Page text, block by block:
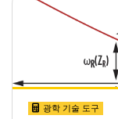
광학 기술 도구